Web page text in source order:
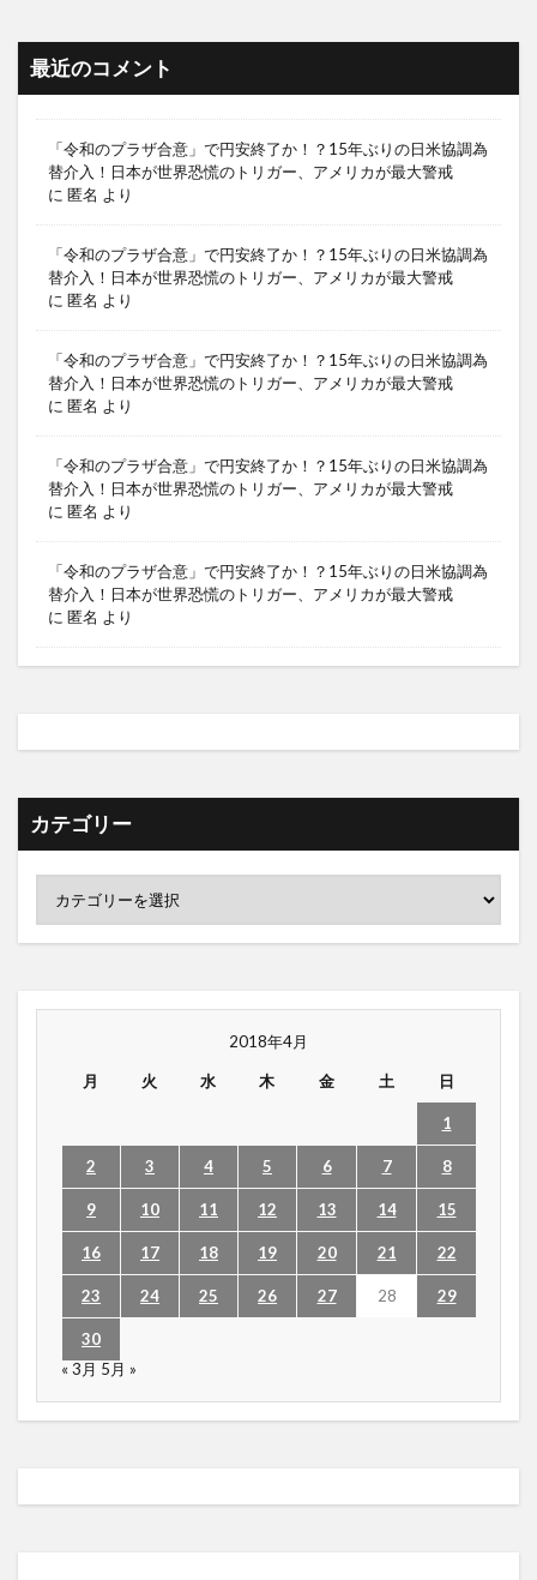
最近のコメント
「令和のプラザ合意」で円安終了か！？15年ぶりの日米協調為
替介入！日本が世界恐慌のトリガー、アメリカが最大警戒
に 匿名 より
「令和のプラザ合意」で円安終了か！？15年ぶりの日米協調為
替介入！日本が世界恐慌のトリガー、アメリカが最大警戒
に 匿名 より
「令和のプラザ合意」で円安終了か！？15年ぶりの日米協調為
替介入！日本が世界恐慌のトリガー、アメリカが最大警戒
に 匿名 より
「令和のプラザ合意」で円安終了か！？15年ぶりの日米協調為
替介入！日本が世界恐慌のトリガー、アメリカが最大警戒
に 匿名 より
「令和のプラザ合意」で円安終了か！？15年ぶりの日米協調為
替介入！日本が世界恐慌のトリガー、アメリカが最大警戒
に 匿名 より
カテゴリー
2018年4月
月 火 水 木 金 土 日
1
2 3 4 5 6 7 8
9 10 11 12 13 14 15
16 17 18 19 20 21 22
23 24 25 26 27 28 29
30
« 3月 5月 »